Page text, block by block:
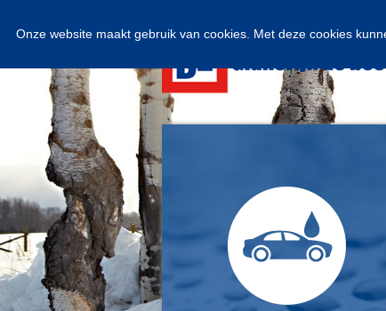
Onze website maakt gebruik van cookies. Met deze cookies